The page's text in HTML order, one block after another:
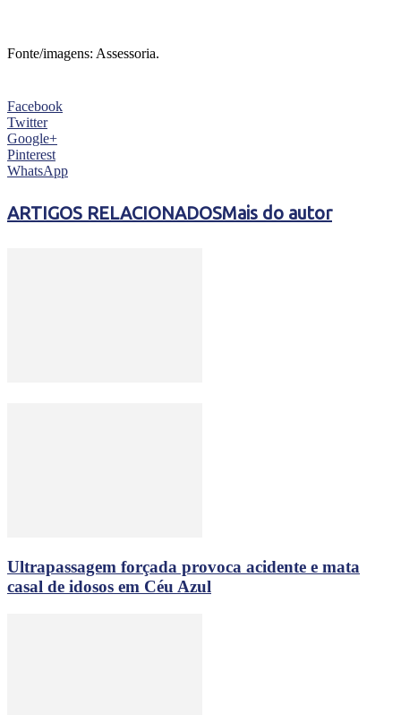
Fonte/imagens: Assessoria.
Facebook
Twitter
Google+
Pinterest
WhatsApp
ARTIGOS RELACIONADOSMais do autor
Ultrapassagem forçada provoca acidente e mata
casal de idosos em Céu Azul